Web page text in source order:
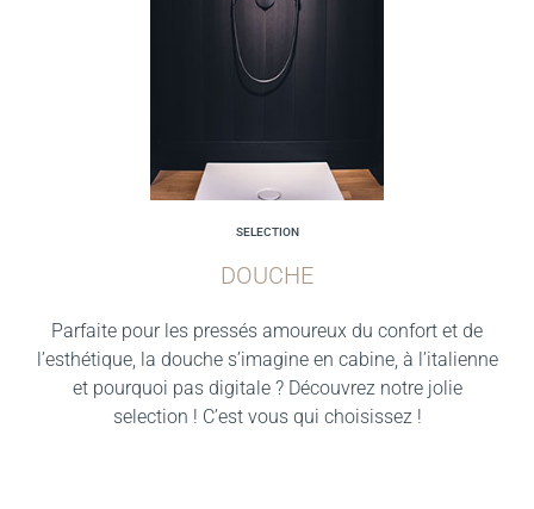
SELECTION
DOUCHE
Parfaite pour les pressés amoureux du confort et de
l’esthétique, la douche s’imagine en cabine, à l’italienne
et pourquoi pas digitale ? Découvrez notre jolie
selection ! C’est vous qui choisissez !